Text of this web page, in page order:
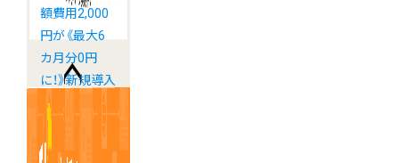
額費用2,000
円が《最大6
カ月分0円
に！》新規導入
キャンペーン